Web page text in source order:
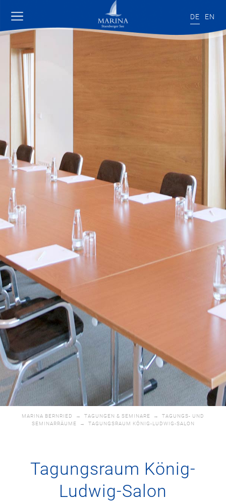
DE EN
MARINA BERNRIED → TAGUNGEN & SEMINARE → TAGUNGS- UND
SEMINARRÄUME → TAGUNGSRAUM KÖNIG-LUDWIG-SALON
Tagungsraum König-
Ludwig-Salon